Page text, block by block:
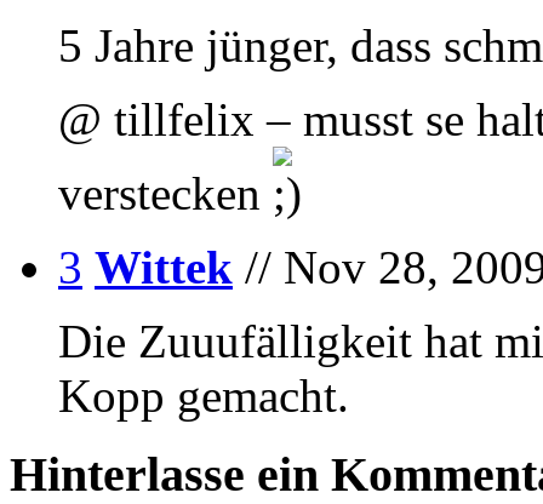
5 Jahre jünger, dass
@ tillfelix – musst se
verstecken
3 Wittek // Nov 28,
Die Zuuufälligkeit hat
Kopp gemacht.
Hinterlasse ein